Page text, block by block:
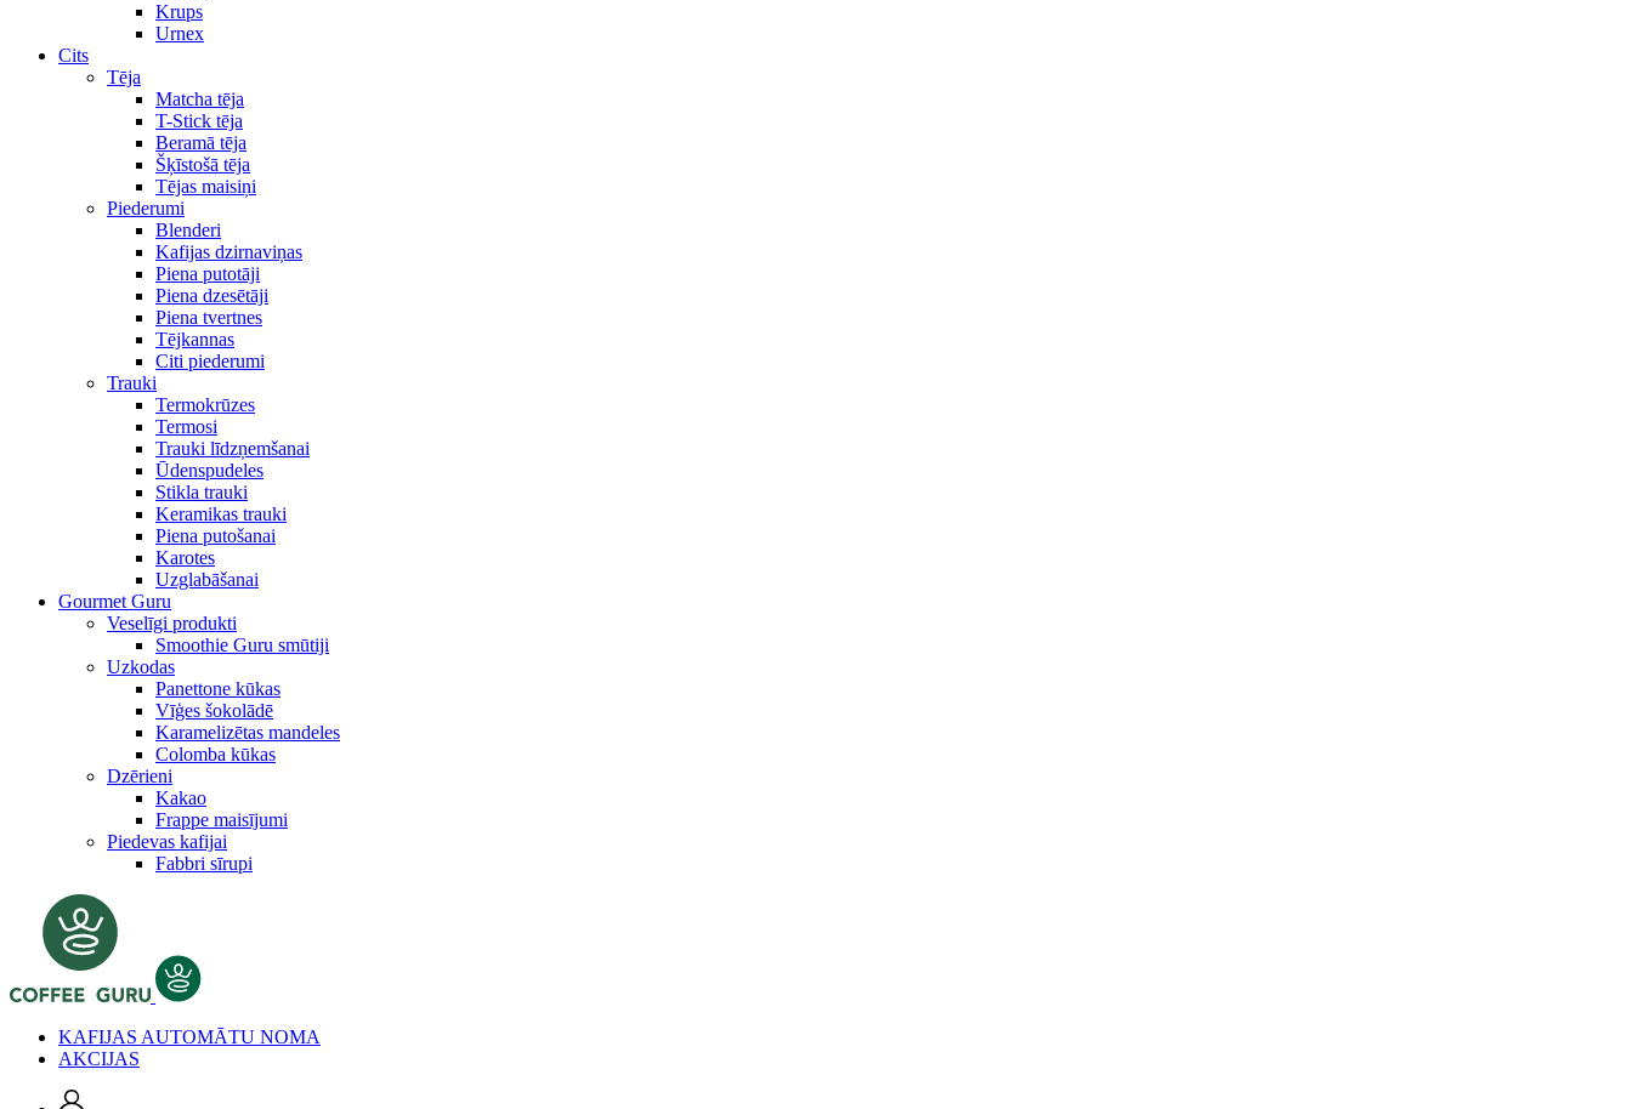
Krups
Urnex
Cits
Tēja
Matcha tēja
T-Stick tēja
Beramā tēja
Šķīstošā tēja
Tējas maisiņi
Piederumi
Blenderi
Kafijas dzirnaviņas
Piena putotāji
Piena dzesētāji
Piena tvertnes
Tējkannas
Citi piederumi
Trauki
Termokrūzes
Termosi
Trauki līdzņemšanai
Ūdenspudeles
Stikla trauki
Keramikas trauki
Piena putošanai
Karotes
Uzglabāšanai
Gourmet Guru
Veselīgi produkti
Smoothie Guru smūtiji
Uzkodas
Panettone kūkas
Vīģes šokolādē
Karamelizētas mandeles
Colomba kūkas
Dzērieni
Kakao
Frappe maisījumi
Piedevas kafijai
Fabbri sīrupi
KAFIJAS AUTOMĀTU NOMA
AKCIJAS